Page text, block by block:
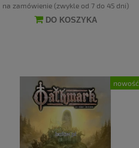
na zamówienie (zwykle od 7 do 45 dni)
DO KOSZYKA
nowość